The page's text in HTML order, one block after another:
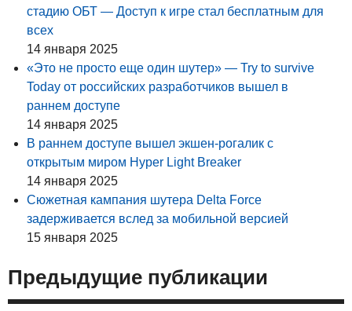
стадию ОБТ — Доступ к игре стал бесплатным для
всех
14 января 2025
«Это не просто еще один шутер» — Try to survive
Today от российских разработчиков вышел в
раннем доступе
14 января 2025
В раннем доступе вышел экшен-рогалик с
открытым миром Hyper Light Breaker
14 января 2025
Сюжетная кампания шутера Delta Force
задерживается вслед за мобильной версией
15 января 2025
Предыдущие публикации